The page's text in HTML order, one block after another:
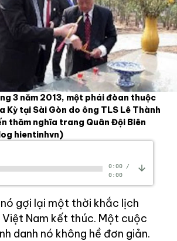
3 năm 2013, một phái đòan thuộc
Kỳ tại Sài Gòn do ông TLS Lê Thành
thăm nghĩa trang Quân Đội Biên
hientinhvn)
0:00/
0:00
gợi lại một thời khắc lịch
Việt Nam kết thúc. Một cuộc
danh nó không hề đơn giản.